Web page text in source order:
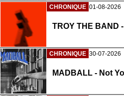
CHRONIQUE 01-08-2026
TROY THE BAND
CHRONIQUE 30-07-2026
MADBALL - Not